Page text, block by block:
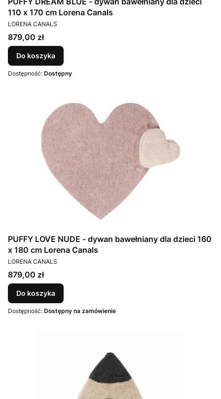
110 x 170 cm Lorena Canals
PRODUCENT
LORENA CANALS
Cena
879,00 zł
Do koszyka
Dostępność: Dostępny
PUFFY LOVE NUDE - dywan bawełniany dla dzieci 160
x 180 cm Lorena Canals
PRODUCENT
LORENA CANALS
Cena
879,00 zł
Do koszyka
Dostępność: Dostępny na zamówienie